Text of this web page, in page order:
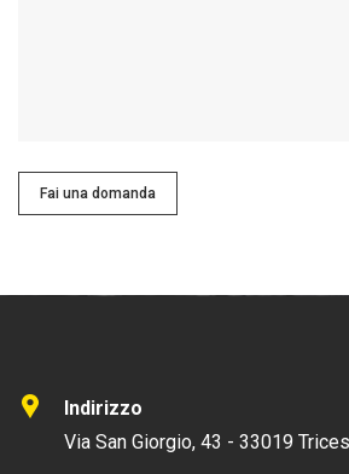
Fai una domanda
Indirizzo
Via San Giorgio, 43 - 33019